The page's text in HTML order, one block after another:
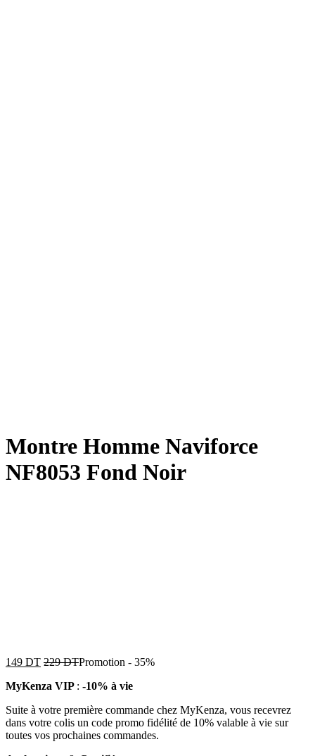
Montre Homme Naviforce
NF8053 Fond Noir
149 DT 229DTPromotion - 35%
MyKenza VIP : -10% à vie
Suite à votre première commande chez MyKenza, vous recevrez
dans votre colis un code promo fidélité de 10% valable à vie sur
toutes vos prochaines commandes.